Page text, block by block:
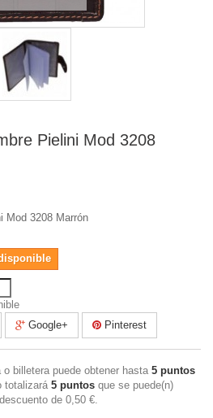
Pielini Mod 3208
Mod 3208 Marrón
Google+ Pinterest
billetera puede obtener hasta 5 puntos
totalizará 5 puntos que se puede(n)
de 0,50 €.